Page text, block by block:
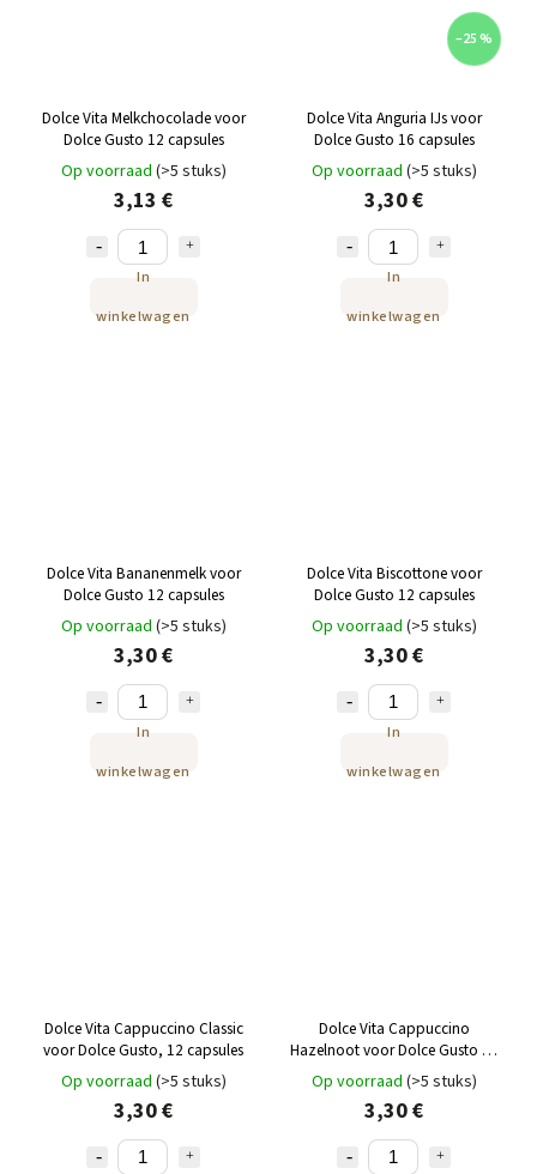
Dolce Vita Melkchocolade voor
Dolce Gusto 12 capsules
Op voorraad (>5 stuks)
3,13 €
In
winkelwagen
–25 %
Dolce Vita Anguria IJs voor
Dolce Gusto 16 capsules
Op voorraad (>5 stuks)
3,30 €
In
winkelwagen
Dolce Vita Bananenmelk voor
Dolce Gusto 12 capsules
Op voorraad (>5 stuks)
3,30 €
In
winkelwagen
Dolce Vita Biscottone voor
Dolce Gusto 12 capsules
Op voorraad (>5 stuks)
3,30 €
In
winkelwagen
Dolce Vita Cappuccino Classic
voor Dolce Gusto, 12 capsules
Op voorraad (>5 stuks)
3,30 €
Dolce Vita Cappuccino
Hazelnoot voor Dolce Gusto 12
capsules
Op voorraad (>5 stuks)
3,30 €